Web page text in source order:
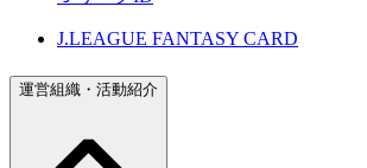
J.LEAGUE FANTASY CARD
運営組織・活動紹介